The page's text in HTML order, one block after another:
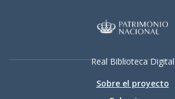
Real Biblioteca Digital
Sobre el proyecto